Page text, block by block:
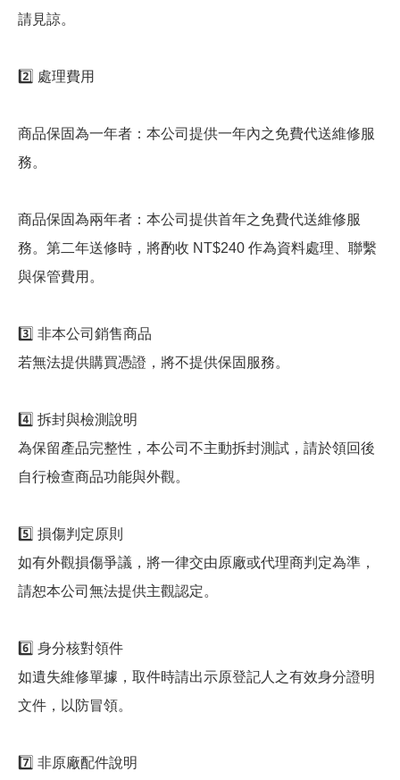
請見諒。
2️⃣ 處理費用
商品保固為一年者：本公司提供一年內之免費代送維修服
務。
商品保固為兩年者：本公司提供首年之免費代送維修服
務。第二年送修時，將酌收 NT$240 作為資料處理、聯繫
與保管費用。
3️⃣ 非本公司銷售商品
若無法提供購買憑證，將不提供保固服務。
4️⃣ 拆封與檢測說明
為保留產品完整性，本公司不主動拆封測試，請於領回後
自行檢查商品功能與外觀。
5️⃣ 損傷判定原則
如有外觀損傷爭議，將一律交由原廠或代理商判定為準，
請恕本公司無法提供主觀認定。
6️⃣ 身分核對領件
如遺失維修單據，取件時請出示原登記人之有效身分證明
文件，以防冒領。
7️⃣ 非原廠配件說明